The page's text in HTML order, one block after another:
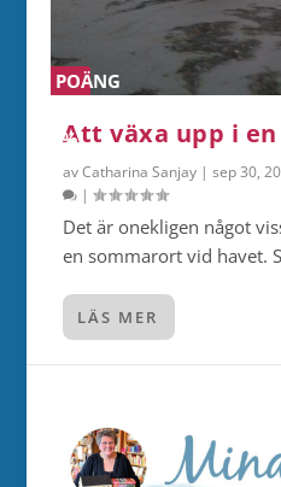
POÄNG
%
Att växa upp i
avCatharina Sanjay |sep 30,
|
Det är onekligen något
en sommarort vid havet.
LÄS MER